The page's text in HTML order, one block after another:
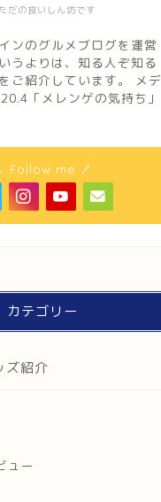
だの食いしん坊です
ンのグルメブログを運営
うよりは、知る人ぞ知る
ご紹介しています。 メデ
「メレンゲの気持ち」
Follow me ／
カテゴリー
ズ紹介
ュー